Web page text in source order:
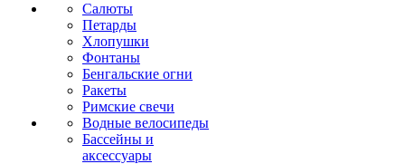
Салюты
Петарды
Хлопушки
Фонтаны
Бенгальские огни
Ракеты
Римские свечи
Водные велосипеды
Бассейны и
аксессуары